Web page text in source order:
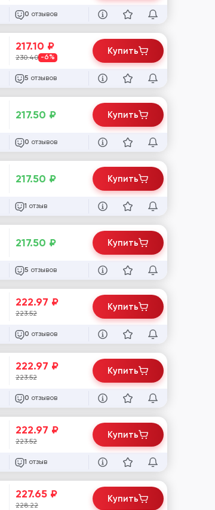
0 отзывов
217.10 ₽
230.40 -6%
5 отзывов
Купить
217.50 ₽
0 отзывов
Купить
217.50 ₽
1 отзыв
Купить
217.50 ₽
5 отзывов
Купить
222.97 ₽
223.52
0 отзывов
Купить
222.97 ₽
223.52
0 отзывов
Купить
222.97 ₽
223.52
1 отзыв
Купить
227.65 ₽
228.22
Купить